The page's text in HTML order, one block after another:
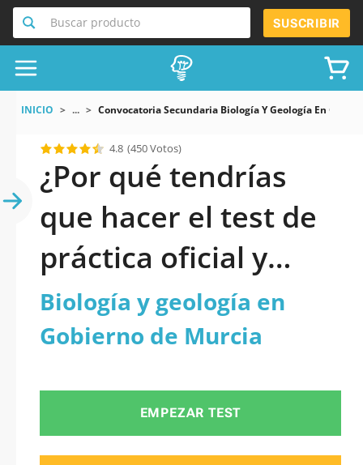
Buscar producto SUSCRIBIR
INICIO ... Convocatoria Secundaria Biología Y Geología En
4.8 (450 Votos)
¿Por qué tendrías
que hacer el test de
práctica oficial y
actualizado de
Convocatoria
y geología en
Biología y geología en
Gobierno de Murcia
EMPEZAR TEST